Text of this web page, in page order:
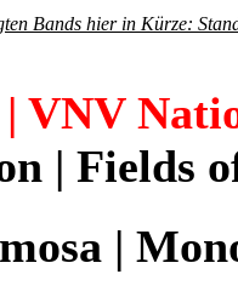
Bands hier in Kürze:
| VNV
| Fields
|